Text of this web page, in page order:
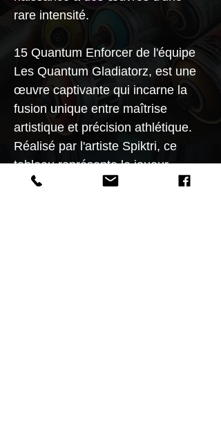
rare intensité.
15 Quantum Enforcer de l'équipe
Les Quantum Gladiatorz, est une
œuvre captivante qui incarne la
fusion unique entre maîtrise
artistique et précision athlétique.
Réalisé par l'artiste Spiktri, ce
tableau représente le joueur
numéro15 Quantum